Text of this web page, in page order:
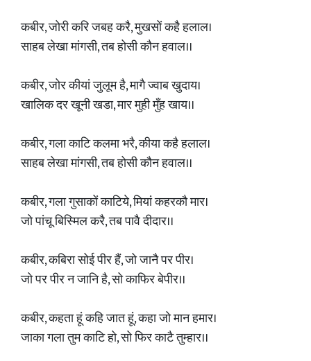
कबीर, जोरी करि जबह करै, मुखसों कहै हलाल।
साहब लेखा मांगसी, तब होसी कौन हवाल।।
कबीर, जोर कीयां जुलूम है, मागै ज्वाब खुदाय।
खालिक दर खूनी खडा, मार मुही मुँह खाय।।
कबीर, गला काटि कलमा भरै, कीया कहै हलाल।
साहब लेखा मांगसी, तब होसी कौन हवाल।।
कबीर, गला गुसाकों काटिये, मियां कहरकौ मार।
जो पांचू बिस्मिल करै, तब पावै दीदार।।
कबीर, कबिरा सोई पीर हैं, जो जानै पर पीर।
जो पर पीर न जानि है, सो काफिर बेपीर।।
कबीर, कहता हूं कहि जात हूं, कहा जो मान हमार।
जाका गला तुम काटि हो, सो फिर काटै तुम्हार।।